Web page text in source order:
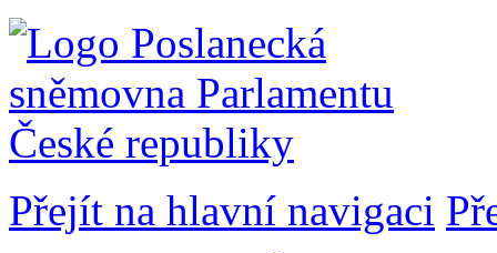
Přejít na hlavní navigaci